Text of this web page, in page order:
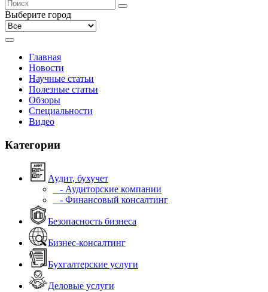
Выберите город
Главная
Новости
Научные статьи
Полезные статьи
Обзоры
Специальности
Видео
Категории
Аудит, бухучет
- Аудиторские компании
- Финансовый консалтинг
Безопасность бизнеса
Бизнес-консалтинг
Бухгалтерские услуги
Деловые услуги